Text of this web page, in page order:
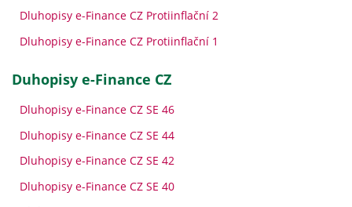
Dluhopisy e-Finance CZ Protiinflační 2
Dluhopisy e-Finance CZ Protiinflační 1
Duhopisy e-Finance CZ
Dluhopisy e-Finance CZ SE 46
Dluhopisy e-Finance CZ SE 44
Dluhopisy e-Finance CZ SE 42
Dluhopisy e-Finance CZ SE 40